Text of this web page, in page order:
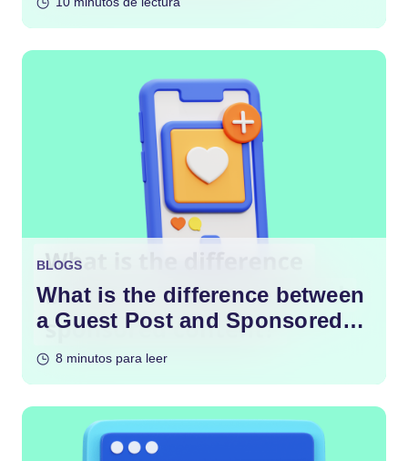
BLOGS
What is the difference between
a Guest Post and Sponsored
8 minutos para leer